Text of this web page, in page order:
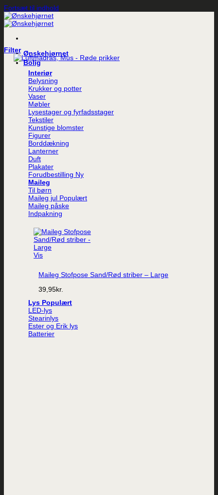
Fortsæt til indhold
Ønskehjørnet
Bolig
Interiør
Belysning
Krukker og potter
Vaser
Møbler
Lysestager og fyrfadsstager
Tekstiler
Kunstige blomster
Figurer
Borddækning
Lanterner
Duft
Plakater
Forudbestilling
Maileg
Til børn
Maileg jul
Maileg påske
Indpakning
Vis
Maileg Stofpose Sand/Rød striber – Large
39,95kr.
Lys
LED-lys
Stearinlys
Ester og Erik lys
Batterier
Filter